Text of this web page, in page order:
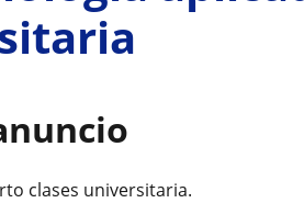
clases universitaria.